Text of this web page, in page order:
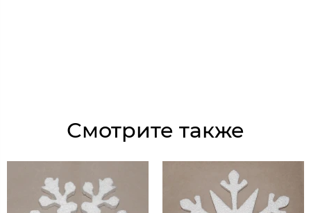
Смотрите также